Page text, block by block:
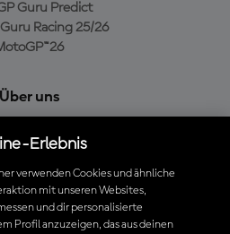
Guru Predict
Racing 25/26
Über uns
Richtlinien
Erlebnis
verwenden Cookies und ähnliche
mit unseren Websites,
und dir personalisierte
Profil anzuzeigen, das aus deinen